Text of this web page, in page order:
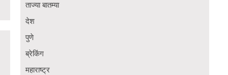
ताज्या बातम्या
देश
पुणे
ब्रेकिंग
महाराष्ट्र